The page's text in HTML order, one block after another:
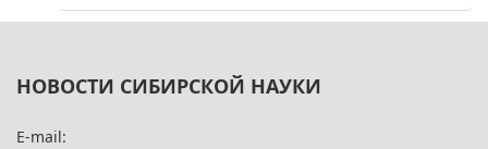
НОВОСТИ СИБИРСКОЙ НАУКИ
E-mail: